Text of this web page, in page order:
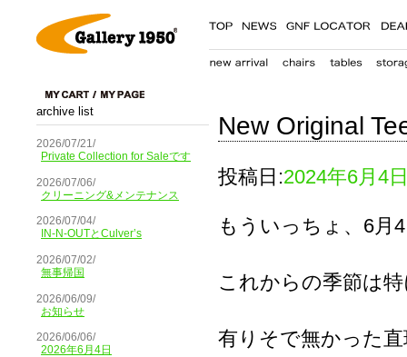
archive list
2026/07/21/
Private Collection for Saleです
2026/07/06/
クリーニング&メンテナンス
2026/07/04/
IN-N-OUTとCulver’s
2026/07/02/
無事帰国
2026/06/09/
お知らせ
2026/06/06/
2026年6月4日
New Original
投稿日:2024年6月4
もういっちょ、6月
これからの季節は
有りそで無かった